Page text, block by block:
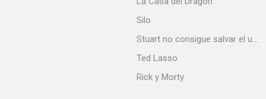
Silo
Stuart no consigue salvar el universo
Ted Lasso
Rick y Morty